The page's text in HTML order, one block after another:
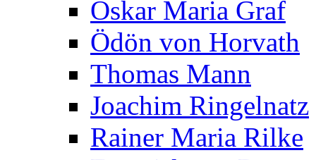
Oskar Maria Graf
Ödön von Horvath
Thomas Mann
Joachim Ringelnatz
Rainer Maria Rilke